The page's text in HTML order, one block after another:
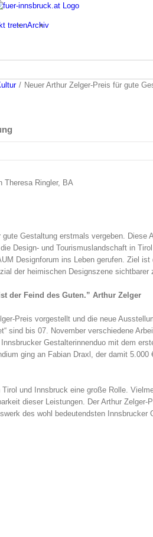
tretenArchiv
/ Neuer Arthur Zelger-Preis für gute
Gestaltung erstmals vergeben. Diese
Design- und Tourismuslandschaft in
Designforum ins Leben gerufen. Ziel
der heimischen Designszene sichtbarer
der Feind des Guten.” Arthur Zelger
Preis vorgestellt und die neue
sind bis 07. November verschiedene
Gestalterinnenduo mit dem
ging an Fabian Draxl, der damit
und Innsbruck eine große Rolle.
dieser Leistungen. Der Arthur
des wohl bedeutendsten Innsbrucker